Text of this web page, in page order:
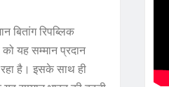
बितांग रिपब्लिक
को यह सम्मान प्रदान
है। इसके साथ ही